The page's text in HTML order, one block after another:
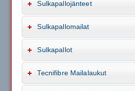
Sulkapallojänteet
Sulkapallomailat
Sulkapallot
Tecnifibre Mailalaukut